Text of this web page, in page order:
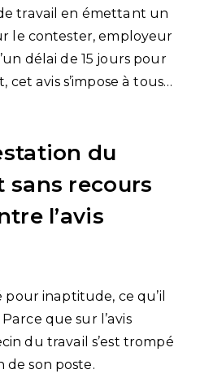
travail en émettant un
le contester, employeur
délai de 15 jours pour
cet avis s’impose à tous…
du
recours
l’avis
pour inaptitude, ce qu’il
que sur l’avis
du travail s’est trompé
de son poste.